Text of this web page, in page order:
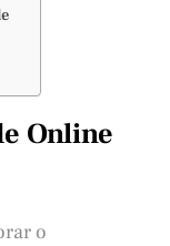
Online
o